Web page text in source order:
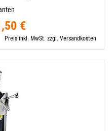
€
Preis inkl. MwSt. zzgl. Versandkosten